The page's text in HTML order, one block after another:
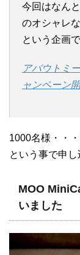
今回はなん
のオシャレ
という企画で
アバウトミ
ャンペーン
1000名様・・
という事で申し
MOO
いました